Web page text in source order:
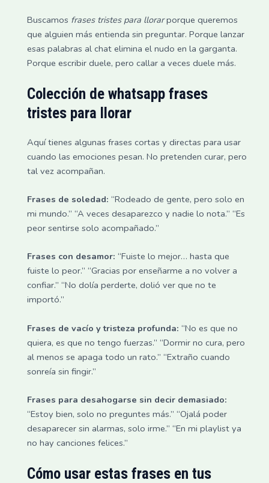
Buscamos frases tristes para llorarporque queremos
que alguien más entienda sin preguntar. Porque lanzar
esas palabras al chat elimina el nudo en la garganta.
Porque escribir duele, pero callar a veces duele más.
Colección de whatsapp frases
tristes para llorar
Aquí tienes algunas frases cortas y directas para usar
cuando las emociones pesan. No pretenden curar, pero
tal vez acompañan.
Frases de soledad: “Rodeado de gente, pero solo en
mi mundo.” “A veces desaparezco y nadie lo nota.” “Es
peor sentirse solo acompañado.”
Frases con desamor: “Fuiste lo mejor… hasta que
fuiste lo peor.” “Gracias por enseñarme a no volver a
confiar.” “No dolía perderte, dolió ver que no te
importó.”
Frases de vacío y tristeza profunda: “No es que no
quiera, es que no tengo fuerzas.” “Dormir no cura, pero
al menos se apaga todo un rato.” “Extraño cuando
sonreía sin fingir.”
Frases para desahogarse sin decir demasiado:
“Estoy bien, solo no preguntes más.” “Ojalá poder
desaparecer sin alarmas, solo irme.” “En mi playlist ya
no hay canciones felices.”
Cómo usar estas frases en tus